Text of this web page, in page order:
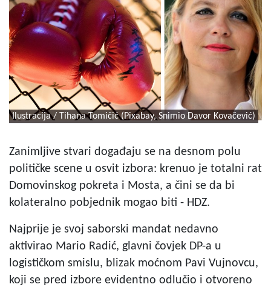
Ilustracija / Tihana Tomičić (Pixabay, Snimio Davor Kovačević)
Zanimljive stvari događaju se na desnom polu
političke scene u osvit izbora: krenuo je totalni rat
Domovinskog pokreta i Mosta, a čini se da bi
kolateralno pobjednik mogao biti - HDZ.
Najprije je svoj saborski mandat nedavno
aktivirao Mario Radić, glavni čovjek DP-a u
logističkom smislu, blizak moćnom Pavi Vujnovcu,
koji se pred izbore evidentno odlučio i otvoreno